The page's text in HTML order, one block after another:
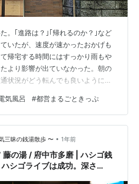
。｢進路は？｣｢帰れるのか？｣など
いたが、速度が速かったおかげも
帰宅する時間にはすっかり雨もや
より影響が出ていなかった。朝の
状況がどう転んでも良いようにと
に都営交通沿いの銭湯へ。 浅草線
馬喰横山駅で新宿線に乗り換え、
、と東砂三丁目で下車。都営交通
藤の湯さんにやって来た。時期は
い茂る藤棚がお見事。 藤色があし
キ風呂｣とカタカナ…
気風呂 #都営まるごときっぷ
三昧の銭湯散歩 〜 • 1年前
の湯 / 府中市多磨 | ハシゴ銭
シゴライブは成功。深さ